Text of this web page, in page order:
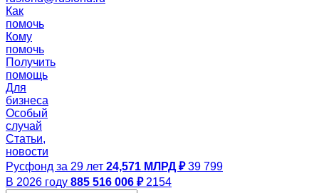
Как
помочь
Кому
помочь
Получить
помощь
Для
бизнеса
Особый
случай
Статьи,
новости
Русфонд за 29 лет 24,571 МЛРД ₽ 39 799
В 2026 году 885 516 006 ₽ 2154